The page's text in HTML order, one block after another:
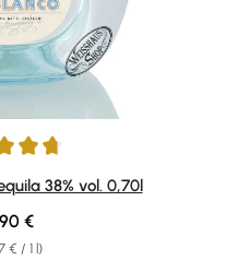
stars
38% vol. 0,70l
€ / 1 l)
price:
€